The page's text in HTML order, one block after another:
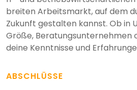
breiten Arbeitsmarkt, auf dem
Zukunft gestalten kannst. Ob in
Größe, Beratungsunternehmen
deine Kenntnisse und
ABSCHLÜSSE